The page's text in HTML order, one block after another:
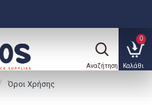
0
Όροι Χρήσης